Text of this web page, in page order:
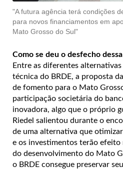
"A futura agência terá condições
para novos financiamentos em
Mato Grosso do Sul"
Como se deu o desfecho
Entre as diferentes
técnica do BRDE, a proposta
de fomento para o Mato
participação societária do
inovadora, algo que o próprio
Riedel salientou durante o
de uma alternativa que
e os investimentos terão
do desenvolvimento do Mato
o BRDE consegue preservar